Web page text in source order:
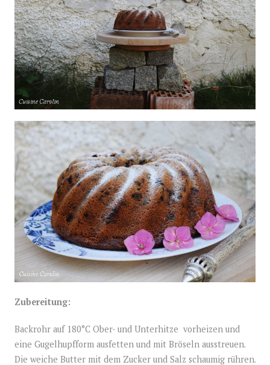
Zubereitung:
Backrohr auf 180°C Ober- und Unterhitze vorheizen und
eine Gugelhupfform ausfetten und mit Bröseln ausstreuen.
Die weiche Butter mit dem Zucker und Salz schaumig rühren.